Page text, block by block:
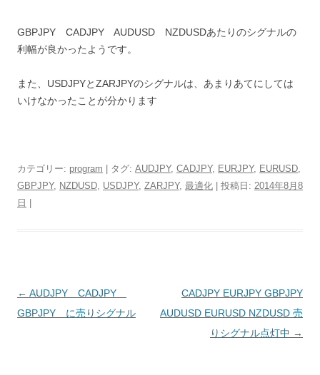
GBPJPY CADJPY AUDUSD NZDUSDあたりのシグナルの
利幅が良かったようです。
また、USDJPYとZARJPYのシグナルは、あまりあてにしては
いけなかったことが分かります
カテゴリー: program | タグ: AUDJPY, CADJPY, EURJPY, EURUSD,
GBPJPY, NZDUSD, USDJPY, ZARJPY, 最適化 | 投稿日: 2014年8月8
日
投
稿
← AUDJPY CADJPY
GBPJPY に売りシグナル
CADJPY EURJPY GBPJPY
AUDUSD EURUSD NZDUSD 売
りシグナル点灯中 →